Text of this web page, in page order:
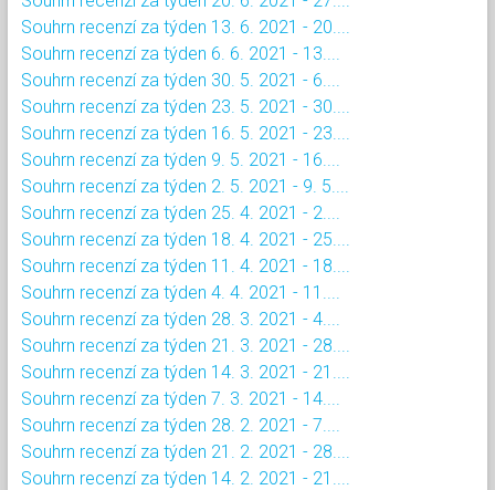
Souhrn recenzí za týden 13. 6. 2021 - 20....
Souhrn recenzí za týden 6. 6. 2021 - 13....
Souhrn recenzí za týden 30. 5. 2021 - 6....
Souhrn recenzí za týden 23. 5. 2021 - 30....
Souhrn recenzí za týden 16. 5. 2021 - 23....
Souhrn recenzí za týden 9. 5. 2021 - 16....
Souhrn recenzí za týden 2. 5. 2021 - 9. 5....
Souhrn recenzí za týden 25. 4. 2021 - 2....
Souhrn recenzí za týden 18. 4. 2021 - 25....
Souhrn recenzí za týden 11. 4. 2021 - 18....
Souhrn recenzí za týden 4. 4. 2021 - 11....
Souhrn recenzí za týden 28. 3. 2021 - 4....
Souhrn recenzí za týden 21. 3. 2021 - 28....
Souhrn recenzí za týden 14. 3. 2021 - 21....
Souhrn recenzí za týden 7. 3. 2021 - 14....
Souhrn recenzí za týden 28. 2. 2021 - 7....
Souhrn recenzí za týden 21. 2. 2021 - 28....
Souhrn recenzí za týden 14. 2. 2021 - 21....